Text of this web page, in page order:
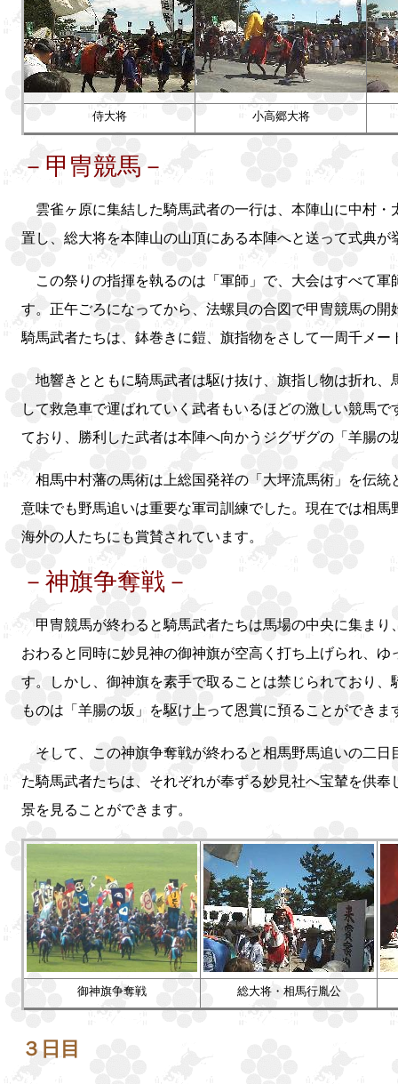
侍大将 小高郷大将
－甲冑競馬－
雲雀ヶ原に集結した騎馬武者の一行は、本陣山に中村・
置し、総大将を本陣山の山頂にある本陣へと送って式典が
この祭りの指揮を執るのは「軍師」で、大会はすべて軍
す。正午ごろになってから、法螺貝の合図で甲冑競馬の
騎馬武者たちは、鉢巻きに鎧、旗指物をさして一周千メ
地響きとともに騎馬武者は駆け抜け、旗指し物は折れ、
して救急車で運ばれていく武者もいるほどの激しい競馬
ており、勝利した武者は本陣へ向かうジグザグの「羊腸
相馬中村藩の馬術は上総国発祥の「大坪流馬術」を伝
意味でも野馬追いは重要な軍司訓練でした。現在では相
海外の人たちにも賞賛されています。
－神旗争奪戦－
甲冑競馬が終わると騎馬武者たちは馬場の中央に集ま
おわると同時に妙見神の御神旗が空高く打ち上げられ、
す。しかし、御神旗を素手で取ることは禁じられており
ものは「羊腸の坂」を駆け上って恩賞に預ることができま
そして、この神旗争奪戦が終わると相馬野馬追いの二
た騎馬武者たちは、それぞれが奉ずる妙見社へ宝輦を供
景を見ることができます。
御神旗争奪戦 総大将・相馬行胤公
３日目